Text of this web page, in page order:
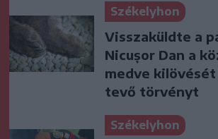
Székelyhon
Visszaküldte a
Nicușor Dan a
medve
tevő törvényt
Székelyhon